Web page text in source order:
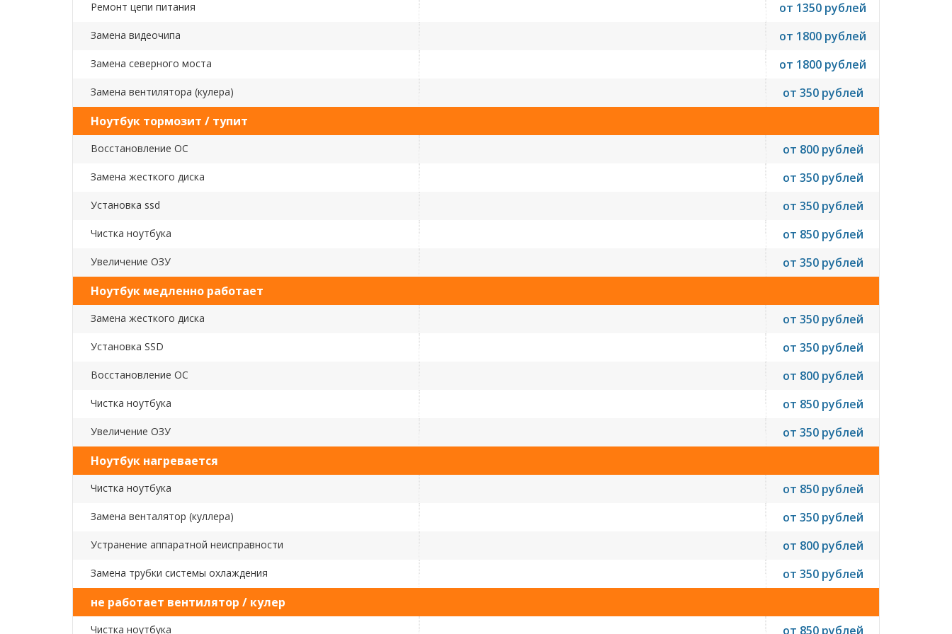
Ремонт цепи питания от 1350 рублей
Замена видеочипа от 1800 рублей
Замена северного моста от 1800 рублей
Замена вентилятора (кулера)
от 350 рублей
Ноутбук тормозит / тупит
Восстановление ОС от 800 рублей
Замена жесткого диска от 350 рублей
Установка ssd от 350 рублей
Чистка ноутбука от 850 рублей
Увеличение ОЗУ
от 350 рублей
Ноутбук медленно работает
Замена жесткого диска от 350 рублей
Установка SSD от 350 рублей
Восстановление ОС от 800 рублей
Чистка ноутбука от 850 рублей
Увеличение ОЗУ
от 350 рублей
Ноутбук нагревается
Чистка ноутбука от 850 рублей
Замена венталятор (куллера) от 350 рублей
Устранение аппаратной неисправности от 800 рублей
Замена трубки системы охлаждения
от 350 рублей
не работает вентилятор / кулер
Чистка ноутбука от 850 рублей